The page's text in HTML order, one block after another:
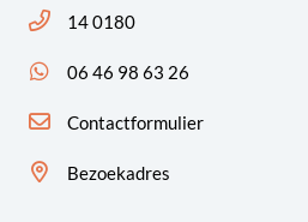
Bel ons: 14 0180
14 0180
App ons: 06 46 98 63 26 (WhatsApp)
06 46 98 63 26
Contactformulier
Bezoekadres